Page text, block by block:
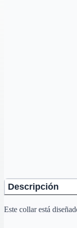
Descripción
Este collar está